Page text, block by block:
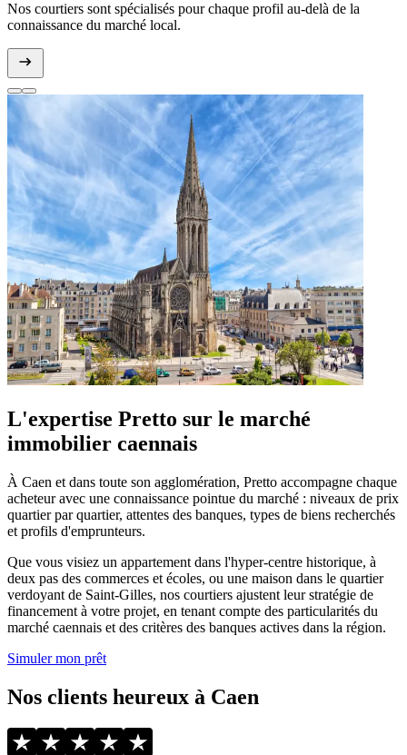
Nos courtiers sont spécialisés pour chaque profil au-delà de la
connaissance du marché local.
L'expertise Pretto sur le marché
immobilier caennais
À Caen et dans toute son agglomération, Pretto accompagne chaque
acheteur avec une connaissance pointue du marché : niveaux de prix
quartier par quartier, attentes des banques, types de biens recherchés
et profils d'emprunteurs.
Que vous visiez un appartement dans l'hyper-centre historique, à
deux pas des commerces et écoles, ou une maison dans le quartier
verdoyant de Saint-Gilles, nos courtiers ajustent leur stratégie de
financement à votre projet, en tenant compte des particularités du
marché caennais et des critères des banques actives dans la région.
Simuler mon prêt
Nos clients heureux à Caen